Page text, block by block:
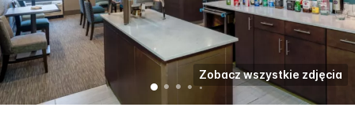
Zobacz wszystkie zdjęcia